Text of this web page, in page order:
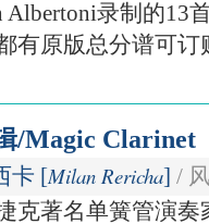
Albertoni录制的13
有原版总分谱可
/Magic Clarinet
卡 [Milan Rericha] /
克著名单簧管演奏